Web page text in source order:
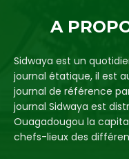
A
Sidwaya est un
journal étatique, il est
journal de référence
journal Sidwaya est
Ouagadougou la
chefs-lieux des